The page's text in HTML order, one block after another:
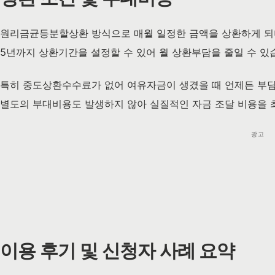
원리금균등분할상환 방식으로 매월 일정한 금액을 상환하게
5년까지 상환기간을 설정할 수 있어 월 상환부담을 줄일 수 있
특히 중도상환수수료가 없어 여유자금이 생겼을 때 언제든
별도의 부대비용도 발생하지 않아 실질적인 자금 조달 비용을
광고
이용 후기 및 신청자 사례 요약